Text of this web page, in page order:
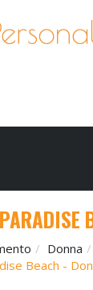
Donna
Beach -